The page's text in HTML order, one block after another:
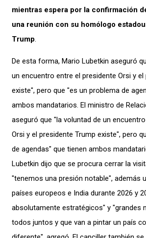
mientras espera por la confirmación
una reunión con su homólogo
Trump
De esta forma, Mario Lubetkin aseguró
un encuentro entre el presidente Orsi y el
existe", pero que "es un problema de
ambos mandatarios. El ministro de
aseguró que "la voluntad de un
Orsi y el presidente Trump existe", pero
de agendas" que tienen ambos
Lubetkin dijo que se procura cerrar la
"tenemos una presión notable", además
países europeos e India durante 2026 y
absolutamente estratégicos" y "grandes
todos juntos y que van a pintar un país